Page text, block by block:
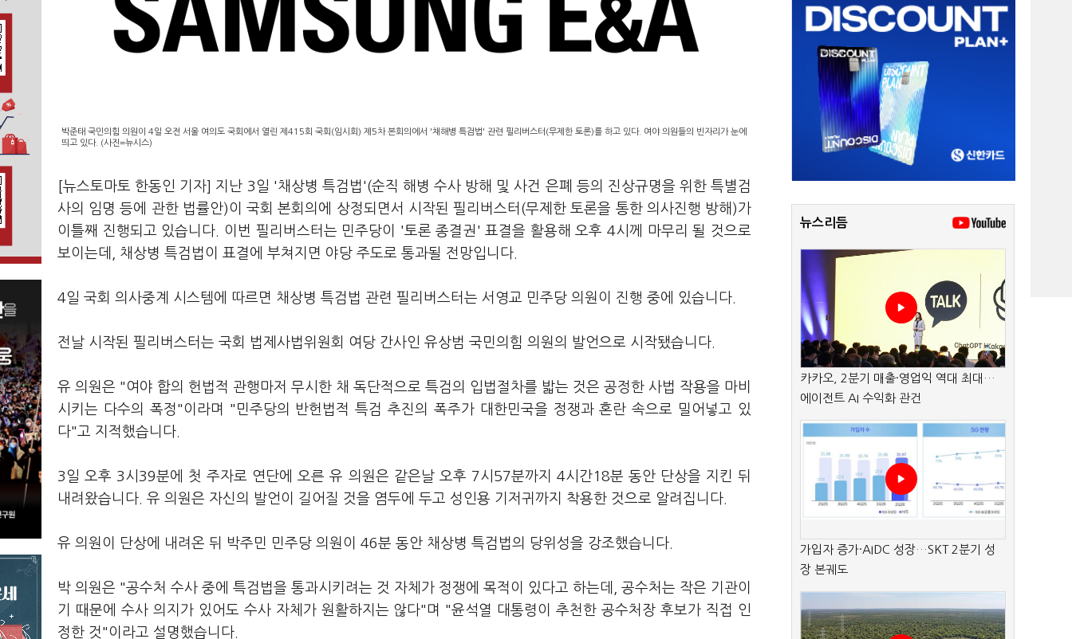
박준태 국민의힘 의원이 4일 오전 서울 여의도 국회에서 열린 제415회 국회(임시회) 제5차 본회의에서 '채해병 특검법' 관련 필리버스터(무제한 토론)를 하고 있다. 여야 의원들의 빈자리가 눈에
띄고 있다. (사진=뉴시스)
[뉴스토마토 한동인 기자] 지난 3일 '채상병 특검법'(순직 해병 수사 방해 및 사건 은폐 등의 진상규명을 위한 특별검
사의 임명 등에 관한 법률안)이 국회 본회의에 상정되면서 시작된 필리버스터(무제한 토론을 통한 의사진행 방해)가
이틀째 진행되고 있습니다. 이번 필리버스터는 민주당이 '토론 종결권' 표결을 활용해 오후 4시께 마무리 될 것으로
보이는데, 채상병 특검법이 표결에 부쳐지면 야당 주도로 통과될 전망입니다.
4일 국회 의사중계 시스템에 따르면 채상병 특검법 관련 필리버스터는 서영교 민주당 의원이 진행 중에 있습니다.
전날 시작된 필리버스터는 국회 법제사법위원회 여당 간사인 유상범 국민의힘 의원의 발언으로 시작됐습니다.
유 의원은 "여야 합의 헌법적 관행마저 무시한 채 독단적으로 특검의 입법절차를 밟는 것은 공정한 사법 작용을 마비
시키는 다수의 폭정"이라며 "민주당의 반헌법적 특검 추진의 폭주가 대한민국을 정쟁과 혼란 속으로 밀어넣고 있
다"고 지적했습니다.
3일 오후 3시39분에 첫 주자로 연단에 오른 유 의원은 같은날 오후 7시57분까지 4시간18분 동안 단상을 지킨 뒤
내려왔습니다. 유 의원은 자신의 발언이 길어질 것을 염두에 두고 성인용 기저귀까지 착용한 것으로 알려집니다.
유 의원이 단상에 내려온 뒤 박주민 민주당 의원이 46분 동안 채상병 특검법의 당위성을 강조했습니다.
박 의원은 "공수처 수사 중에 특검법을 통과시키려는 것 자체가 정쟁에 목적이 있다고 하는데, 공수처는 작은 기관이
기 때문에 수사 의지가 있어도 수사 자체가 원활하지는 않다"며 "윤석열 대통령이 추천한 공수처장 후보가 직접 인
정한 것"이라고 설명했습니다.
뉴스리듬
카카오, 2분기 매출·영업익 역대 최대…
에이전트 AI 수익화 관건
가입자 증가·AIDC 성장…SKT 2분기 성
장 본궤도